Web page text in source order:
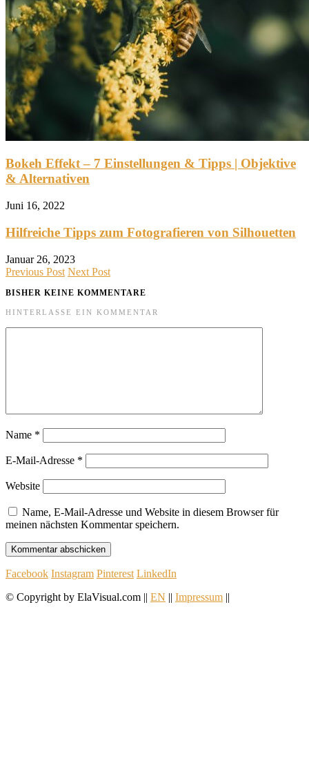
Bokeh Effekt – 7 Einstellungen & Tipps | Objektive
& Alternativen
Juni 16, 2022
Hilfreiche Tipps zum Fotografieren von Silhouetten
Januar 26, 2023
Previous Post Next Post
BISHER KEINE KOMMENTARE
HINTERLASSE EIN KOMMENTAR
Name *
E-Mail-Adresse *
Website
Name, E-Mail-Adresse und Website in diesem Browser für
meinen nächsten Kommentar speichern.
Facebook Instagram Pinterest LinkedIn
© Copyright by ElaVisual.com || EN Impressum